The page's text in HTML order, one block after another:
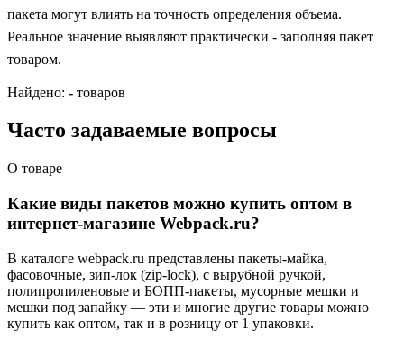
пакета могут влиять на точность определения объема.
Реальное значение выявляют практически - заполняя пакет
товаром.
Найдено: - товаров
Часто задаваемые вопросы
О товаре
Какие виды пакетов можно купить оптом в
интернет-магазине Webpack.ru?
В каталоге webpack.ru представлены пакеты-майка,
фасовочные, зип-лок (zip-lock), с вырубной ручкой,
полипропиленовые и БОПП-пакеты, мусорные мешки и
мешки под запайку — эти и многие другие товары можно
купить как оптом, так и в розницу от 1 упаковки.